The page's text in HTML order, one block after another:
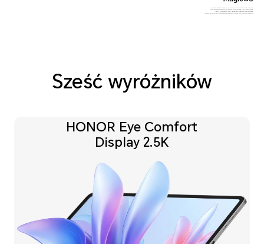
*Produkt nie jest urządzeniem medycznym i nie pełni funkcji terapeutycznej.
*Dane pochodzą z laboratorium HONOR. Pojemność baterii to wartość typowa.
*Rysik nie jest dołączony w standardzie i należy go zakupić osobno.
*Obrazy produktów są tylko poglądowe, proszę odnieść się do rzeczywistych produktów.
Sześć wyróżników
HONOR Eye Comfort
Display 2.5K